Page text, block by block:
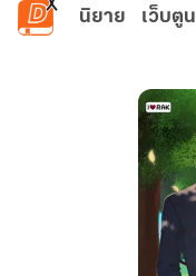
ข้ามไปยังเนื้อหาหลัก
นิยาย เว็บตูน